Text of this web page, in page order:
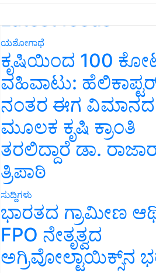
Latest feeds
ಯಶೋಗಾಥೆ
ಕೃಷಿಯಿಂದ 100
ವಹಿವಾಟು:
ನಂತರ ಈಗ ವಿಮಾನದ
ಮೂಲಕ ಕೃಷಿ ಕ್ರಾಂತಿ
ತರಲಿದ್ದಾರೆ ಡಾ.
ತ್ರಿಪಾಠಿ
ಸುದ್ದಿಗಳು
ಭಾರತದ ಗ್ರಾಮೀಣ
FPO ನೇತೃತ್ವದ
ಅಗ್ರಿವೋಲ್ಟಾಯಿಕ್ಸ್‌ನ